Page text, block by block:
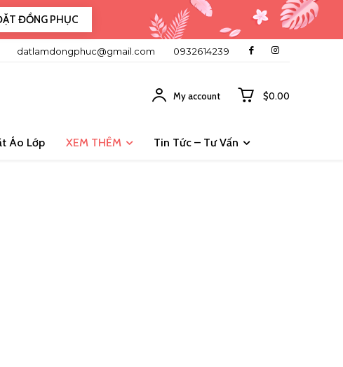
ĐỒNG PHỤC
datlamdongphuc@gmail.com 0932614239
My account $0.00
Áo Lớp XEM THÊM Tin Tức – Tư Vấn